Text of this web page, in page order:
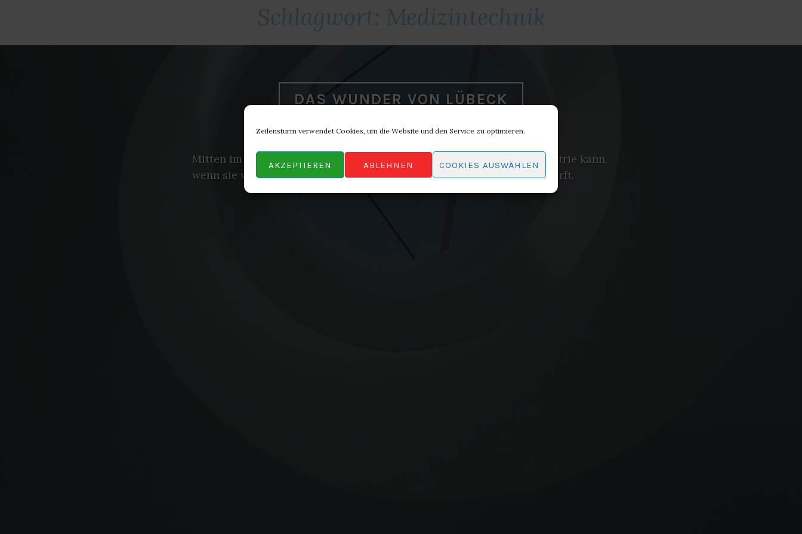
Zeilensturm verwendet Cookies, um die Website und den Service zu optimieren.
AKZEPTIEREN ABLEHNEN COOKIES AUSWÄHLEN
Schlagwort: Medizintechnik
DAS WUNDER VON LÜBECK
Mitten im Corona-Lockdown wurde ich Zeuge, was die deutsche Industrie kann,
wenn sie will – und wenn man ihr keine Knüppel zwischen die Beine wirft.